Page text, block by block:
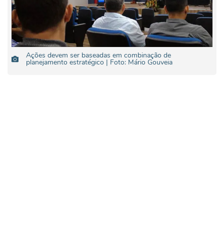
Ações devem ser baseadas em combinação de
planejamento estratégico | Foto: Mário Gouveia